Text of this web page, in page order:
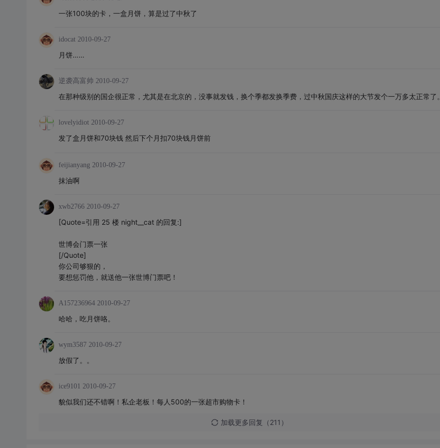
一张100块的卡，一盒月饼，算是过了中秋了
idocat 2010-09-27
月饼……
逆袭高富帅 2010-09-27
在那种级别的国企很正常，尤其是在北京的，没事就发钱，换个季都发换季费，过中秋国庆这样的大节发个一万多太正常了。
lovelyidiot 2010-09-27
发了盒月饼和70块钱 然后下个月扣70块钱月饼前
feijianyang 2010-09-27
抹油啊
xwb2766 2010-09-27
[Quote=引用 25 楼 night__cat 的回复:]
世博会门票一张
[/Quote]
你公司够狠的，
要想惩罚他，就送他一张世博门票吧！
A157236964 2010-09-27
哈哈，吃月饼咯。
wym3587 2010-09-27
放假了。。
ice9101 2010-09-27
貌似我们还不错啊！私企老板！每人500的一张超市购物卡！
加载更多回复（211）